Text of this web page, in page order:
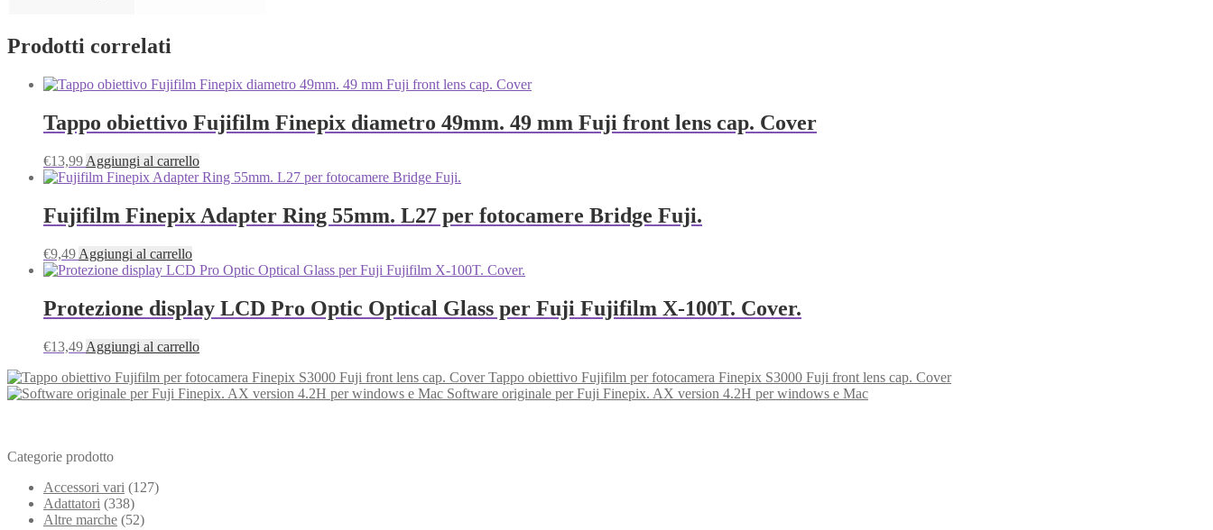
Prodotti correlati
Tappo obiettivo Fujifilm Finepix diametro 49mm. 49 mm Fuji front lens cap. Cover
€13,99 Aggiungi al carrello
Fujifilm Finepix Adapter Ring 55mm. L27 per fotocamere Bridge Fuji.
€9,49 Aggiungi al carrello
Protezione display LCD Pro Optic Optical Glass per Fuji Fujifilm X-100T. Cover.
€13,49 Aggiungi al carrello
Tappo obiettivo Fujifilm per fotocamera Finepix S3000 Fuji front lens cap. Cover
Software originale per Fuji Finepix. AX version 4.2H per windows e Mac
Categorie prodotto
Accessori vari (127)
Adattatori (338)
Altre marche (52)